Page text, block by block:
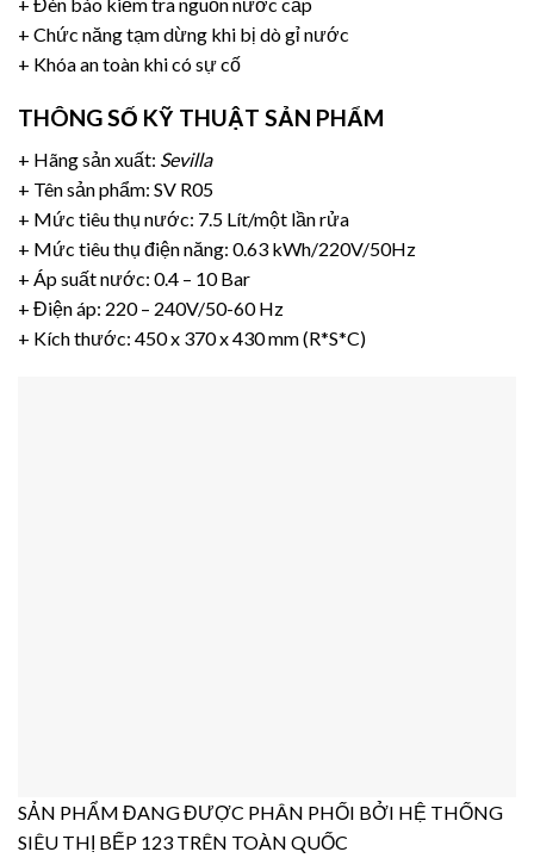
+ Chức năng tạm dừng khi bị dò gỉ nước
+ Khóa an toàn khi có sự cố
THÔNG SỐ KỸ THUẬT SẢN PHẨM
+ Hãng sản xuất: Sevilla
+ Tên sản phẩm: SV R05
+ Mức tiêu thụ nước: 7.5 Lít/một lần rửa
+ Mức tiêu thụ điện năng: 0.63 kWh/220V/50Hz
+ Áp suất nước: 0.4 – 10 Bar
+ Điện áp: 220 – 240V/50-60 Hz
+ Kích thước: 450 x 370 x 430 mm (R*S*C)
SẢN PHẨM ĐANG ĐƯỢC PHÂN PHỐI BỞI HỆ THỐNG
SIÊU THỊ BẾP 123 TRÊN TOÀN QUỐC